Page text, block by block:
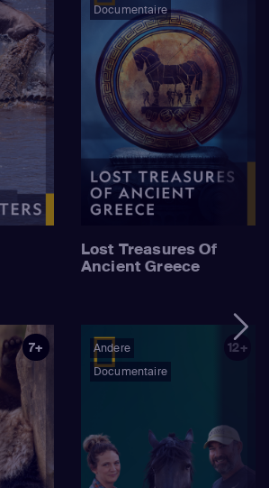
Documentaire
Lost Treasures Of
Ancient Greece
7+
Andere
Documentaire
12+